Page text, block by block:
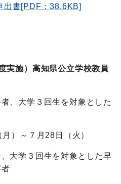
出書[PDF：38.6KB]
実施）高知県公立学校教員
大学３回生を対象とした
～７月28日（火）
学３回生を対象とした早